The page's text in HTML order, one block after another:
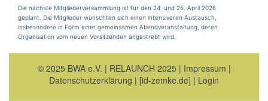
Die nächste Mitgliederversammlung ist für den 24. und 25. April 2026
geplant. Die Mitglieder wünschten sich einen intensiveren Austausch,
insbesondere in Form einer gemeinsamen Abendveranstaltung, deren
Organisation vom neuen Vorsitzenden angestrebt wird.
© 2025 BWA e.V. | RELAUNCH 2025 | Impressum |
Datenschutzerklärung | [id-zemke.de] | Login